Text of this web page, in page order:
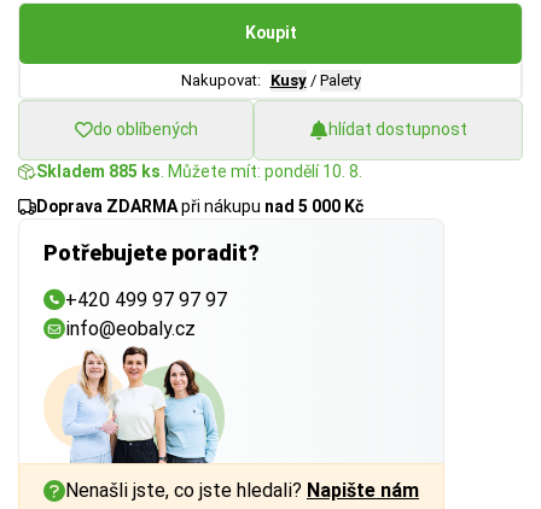
Koupit
Nakupovat: Kusy / Palety
do oblíbených hlídat dostupnost
Skladem 885 ks . Můžete mít: pondělí 10. 8.
Doprava ZDARMApři nákupu nad 5 000 Kč
Potřebujete poradit?
+420 499 97 97 97
info@eobaly.cz
Nenašli jste, co jste hledali? Napište nám